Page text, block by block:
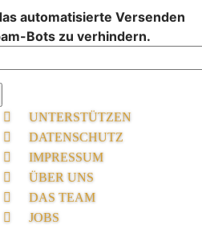
automatisierte Versenden
Bots zu verhindern.
UNTERSTÜTZEN
DATENSCHUTZ
IMPRESSUM
ÜBER UNS
DAS TEAM
JOBS